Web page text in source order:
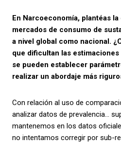
En Narcoeconomía, plantéas
mercados de consumo de
a nivel global como nacional.
que dificultan las estimaciones
se pueden establecer
realizar un abordaje más
Con relación al uso de
analizar datos de prevalencia…
mantenemos en los datos
no intentamos corregir por sub-